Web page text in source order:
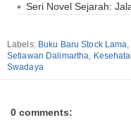
Seri Novel Sejarah:
Labels: Buku Baru Stock Lama,
Setiawan Dalimartha,
Swadaya
0 comments: